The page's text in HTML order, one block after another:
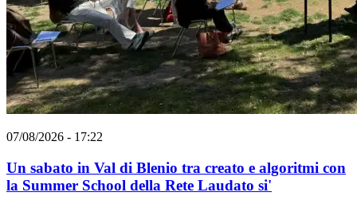
07/08/2026 - 17:22
Un sabato in Val di Blenio tra creato e algoritmi con
la Summer School della Rete Laudato si'